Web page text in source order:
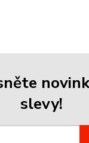
slevy!